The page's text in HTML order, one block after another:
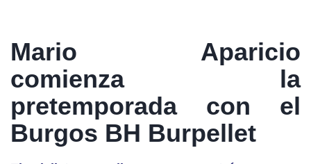
Mario Aparicio
comienza la
pretemporada con el
Burgos BH Burpellet